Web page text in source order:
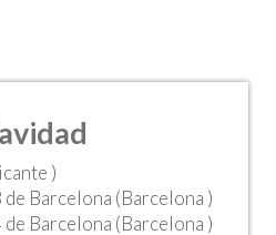
)
Barcelona (Barcelona )
Barcelona (Barcelona )